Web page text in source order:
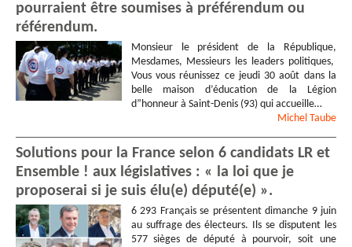
pourraient être soumises à préférendum ou
référendum.
Monsieur le président de la République,
Mesdames, Messieurs les leaders politiques,
Vous vous réunissez ce jeudi 30 août dans la
belle maison d’éducation de la Légion
d”honneur à Saint-Denis (93) qui accueille…
Michel Taube
Solutions pour la France selon 6 candidats LR et
Ensemble ! aux législatives : « la loi que je
proposerai si je suis élu(e) député(e) ».
6 293 Français se présentent dimanche 9 juin
au suffrage des électeurs. Ils se disputent les
577 sièges de député à pourvoir, soit une